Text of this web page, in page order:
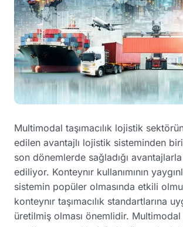
Multimodal taşımacılık lojistik
edilen avantajlı lojistik sisteminden
son dönemlerde sağladığı
ediliyor. Konteynır kullanımının
sistemin popüler olmasında etkili
konteynır taşımacılık standartlarına
üretilmiş olması önemlidir.